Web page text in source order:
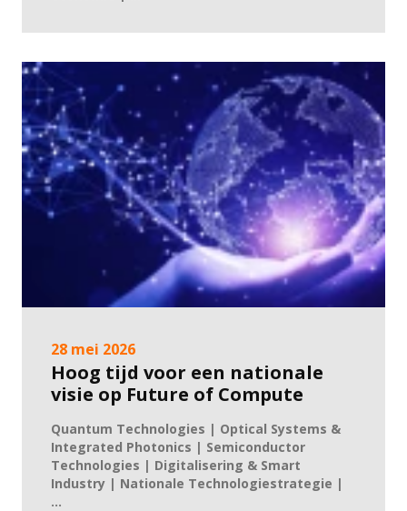
28 mei 2026
Hoog tijd voor een nationale
visie op Future of Compute
Quantum Technologies | Optical Systems &
Integrated Photonics | Semiconductor
Technologies | Digitalisering & Smart
Industry | Nationale Technologiestrategie |
...